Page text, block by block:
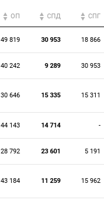
ОП CПД CПГ
49 819 30 953 18 866
40 242 9 289 30 953
30 646 15 335 15 311
44 143 14 714 -
28 792 23 601 5 191
43 184 11 259 15 962